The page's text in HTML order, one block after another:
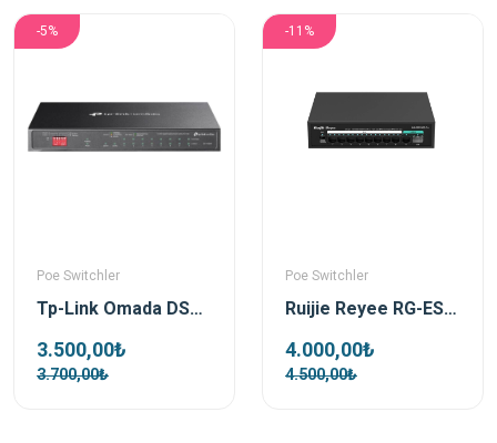
-5%
Poe Switchler
Tp-Link Omada DS110GMP 10 Port 1xSFP 123W Gigabit Yönetilemez Poe Switch
3.500,00₺
3.700,00₺
-11%
Poe Switchler
Ruijie Reyee RG-ES110GS-P-L 10 Port 1xSfp 1xRj45 Uplink Yönetilemez Gigabit PoE Switch
4.000,00₺
4.500,00₺